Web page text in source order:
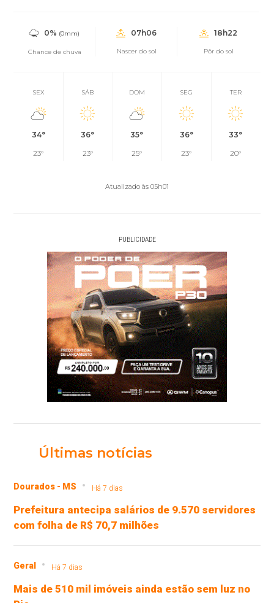
0% (0mm)
Chance de chuva
07h06
Nascer do sol
18h22
Pôr do sol
SEX
34°
23°
SÁB
36°
23°
DOM
35°
25°
SEG
36°
23°
TER
33°
20°
Atualizado às 05h01
PUBLICIDADE
Últimas notícias
Dourados - MS Há 7 dias
Prefeitura antecipa salários de 9.570 servidores
com folha de R$ 70,7 milhões
Geral Há 7 dias
Mais de 510 mil imóveis ainda estão sem luz no